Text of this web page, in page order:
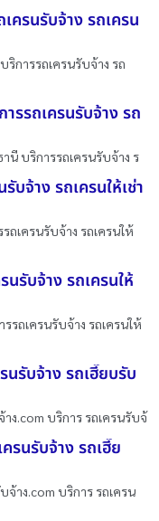
ครนรับจ้าง รถเครน
การรถเครนรับจ้าง รถ
รรถเครนรับจ้าง รถ
นี บริการรถเครนรับจ้าง ร
บจ้าง รถเครนให้เช่า
ถเครนรับจ้าง รถเครนให้
รับจ้าง รถเครนให้
รถเครนรับจ้าง รถเครนให้
นรับจ้าง รถเฮี๊ยบรับ
าง.com บริการ รถเครนรับจ้
รนรับจ้าง รถเฮี๊ย
จ้าง.com บริการ รถเครน